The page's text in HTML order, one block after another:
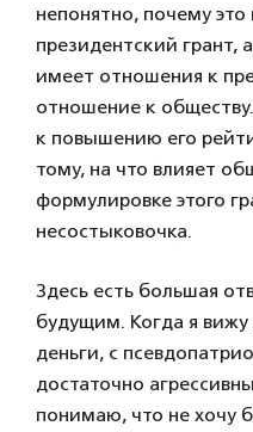
непонятно, почему это
президентский грант,
имеет отношения к
отношение к
к повышению его
тому, на что влияет
формулировке этого
несостыковочка.
Здесь есть большая
будущим. Когда я
деньги, с
достаточно
понимаю, что не хочу